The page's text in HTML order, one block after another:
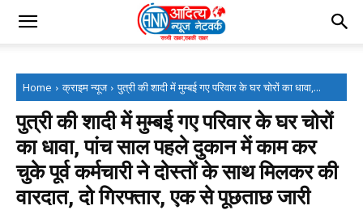
Home क्राइम न्यूज पुत्री की शादी में मुम्बई गए परिवार के घर चोरों का धावा,...
पुत्री की शादी में मुम्बई गए परिवार के घर चोरों
का धावा, पांच साल पहले दुकान में काम कर
चुके पूर्व कर्मचारी ने दोस्तों के साथ मिलकर की
वारदात, दो गिरफ्तार, एक से पूछताछ जारी